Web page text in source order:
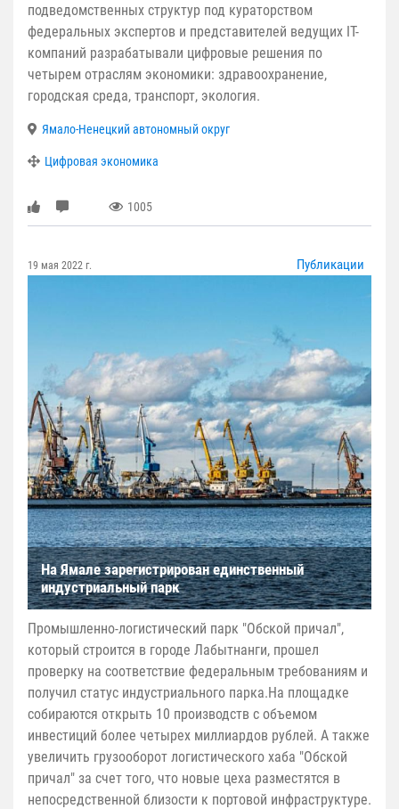
подведомственных структур под кураторством
федеральных экспертов и представителей ведущих IT-
компаний разрабатывали цифровые решения по
четырем отраслям экономики: здравоохранение,
городская среда, транспорт, экология.
Ямало-Ненецкий автономный округ
Цифровая экономика
1005
19 мая 2022 г. Публикации
На Ямале зарегистрирован единственный
индустриальный парк
Промышленно-логистический парк "Обской причал",
который строится в городе Лабытнанги, прошел
проверку на соответствие федеральным требованиям и
получил статус индустриального парка.На площадке
собираются открыть 10 производств с объемом
инвестиций более четырех миллиардов рублей. А также
увеличить грузооборот логистического хаба "Обской
причал" за счет того, что новые цеха разместятся в
непосредственной близости к портовой инфраструктуре.